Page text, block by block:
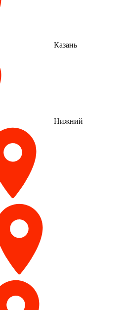
Казань
Нижний